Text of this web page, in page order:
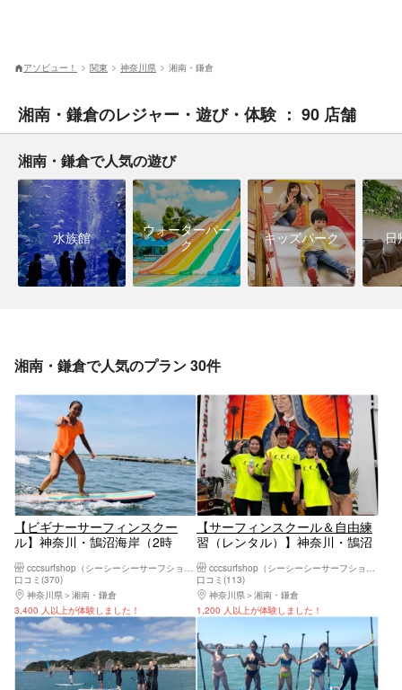
アソビュー！ 関東 神奈川県 湘南・鎌倉
湘南・鎌倉のレジャー・遊び・体験 ： 90 店舗
湘南・鎌倉で人気の遊び
水族館
ウォーターパー
ク
キッズパーク 日
湘南・鎌倉で人気のプラン 30件
【ビギナーサーフィンスクー
ル】神奈川・鵠沼海岸（2時
cccsurfshop（シーシーシーサーフショップ）
口コミ(370)
神奈川県
湘南・鎌倉
3,400 人以上が体験しました！
【サーフィンスクール＆自由練
習（レンタル）】神奈川・鵠沼
cccsurfshop（シーシーシーサーフショップ）
口コミ(113)
神奈川県
湘南・鎌倉
1,200 人以上が体験しました！